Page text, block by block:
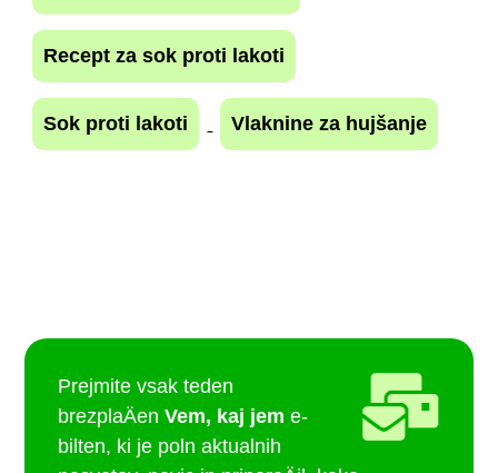
Recept za sok proti lakoti
Sok proti lakoti Vlaknine za hujšanje
Prejmite vsak teden
brezplaÄenVem, kaj jem e-
bilten, ki je poln aktualnih